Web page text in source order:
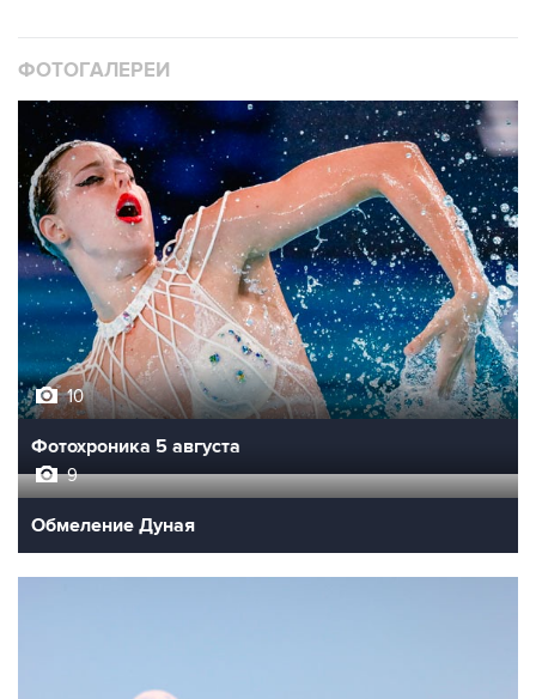
ФОТОГАЛЕРЕИ
10
Фотохроника 5 августа
9
Обмеление Дуная